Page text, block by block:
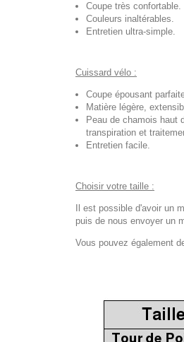
Coupe très confortable.
Couleurs inaltérables.
Entretien ultra-simple.
Cuissard vélo :
Coupe épousant
Matière légère,
Peau de chamois haut
transpiration et
Entretien facile.
Choisir votre taille :
Il est possible d'avoir un
puis de nous envoyer un
Vous pouvez également